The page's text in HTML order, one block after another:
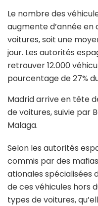
Le nombre des
augmente d’année en
voitures, soit une
jour. Les autorités
retrouver 12.000
pourcentage de 27%
Madrid arrive en tête
de voitures, suivie par
Malaga.
Selon les autorités
commis par des
ationales spécialisées
de ces véhicules hors
types de voitures,